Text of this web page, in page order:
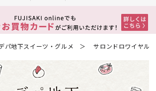
パ地下スイーツ・グルメ ＞ サロンドロワイヤル